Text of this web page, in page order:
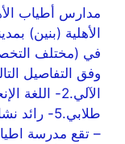
مدارس أطياب
الأهلية (بنين)
– تقع مدرسة